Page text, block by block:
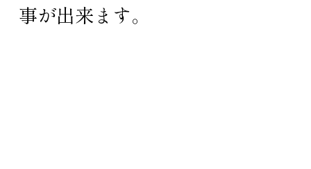
事が出来ます。